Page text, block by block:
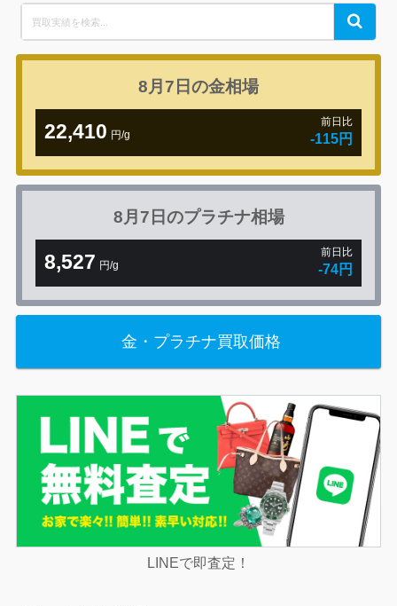
for:
Search
8月7日の金相場
22,410 円/g
前日比
-115円
8月7日のプラチナ相場
8,527 円/g
前日比
-74円
金・プラチナ買取価格
LINEで即査定！